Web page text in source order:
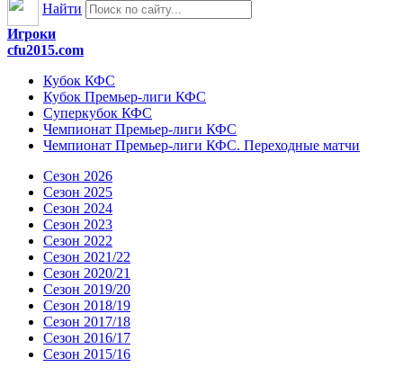
Найти
Игроки
cfu2015.com
Кубок КФС
Кубок Премьер-лиги КФС
Суперкубок КФС
Чемпионат Премьер-лиги КФС
Чемпионат Премьер-лиги КФС. Переходные матчи
Сезон 2026
Сезон 2025
Сезон 2024
Сезон 2023
Сезон 2022
Сезон 2021/22
Сезон 2020/21
Сезон 2019/20
Сезон 2018/19
Сезон 2017/18
Сезон 2016/17
Сезон 2015/16